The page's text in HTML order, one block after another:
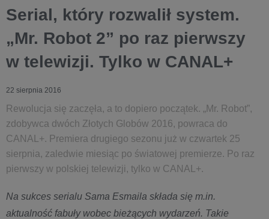
Serial, który rozwalił system.
„Mr. Robot 2” po raz pierwszy
w telewizji. Tylko w CANAL+
22 sierpnia 2016
Rewolucja się zaczęła, a to dopiero początek. „Mr. Robot”,
zdobywca dwóch Złotych Globów 2016, powraca do
CANAL+. Premiera drugiego sezonu już w czwartek 25
sierpnia, zaledwie miesiąc po światowej premierze. Po raz
pierwszy w polskiej telewizji, tylko w CANAL+.
Na sukces serialu Sama Esmaila składa się m.in.
aktualność fabuły wobec bieżących wydarzeń. Takie